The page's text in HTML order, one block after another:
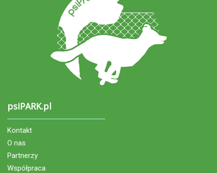
psiPARK.pl
Kontakt
O nas
Partnerzy
Współpraca